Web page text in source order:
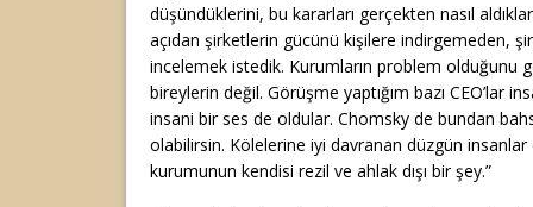
düşündüklerini, bu kararları gerçekten nasıl
açıdan şirketlerin gücünü kişilere indirgemeden,
incelemek istedik. Kurumların problem olduğunu
bireylerin değil. Görüşme yaptığım bazı CEO’lar
insani bir ses de oldular. Chomsky de bundan
olabilirsin. Kölelerine iyi davranan düzgün
kurumunun kendisi rezil ve ahlak dışı bir şey.”